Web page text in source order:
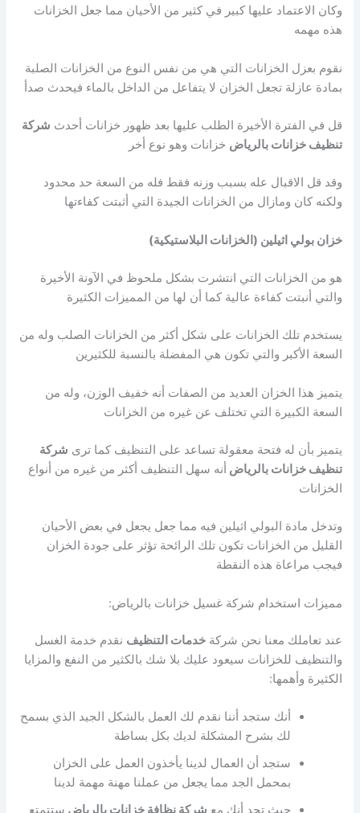
وكان الاعتماد عليها كبير في كثير من الأحيان مما جعل الخزانات
هذه مهمه
نقوم بعزل الخزانات التي هي من نفس النوع من الخزانات الصلبة
بمادة عازلة تجعل الخزان لا يتفاعل من الداخل بالماء فيحدث صدأ
قل في الفترة الأخيرة الطلب عليها بعد ظهور خزانات أحدث شركة
تنظيف خزانات بالرياض خزانات وهو نوع أخر
وقد قل الاقبال عله بسبب وزنه فقط فله من السعة حد محدود
ولكنه كان ومازال من الخزانات الجيدة التي أثبتت كفاءتها
خزان بولي اثيلين (الخزانات البلاستيكية)
هو من الخزانات التي انتشرت بشكل ملحوظ في الآونة الأخيرة
والتي أنبتت كفاءة عالية كما أن لها من المميزات الكثيرة
يستخدم تلك الخزانات على شكل أكثر من الخزانات الصلب وله من
السعة الأكبر والتي تكون هي المفضلة بالنسبة للكثيرين
يتميز هذا الخزان العديد من الصفات أنه خفيف الوزن، وله من
السعة الكبيرة التي تختلف عن غيره من الخزانات
يتميز بأن له فتحة معقولة تساعد على التنظيف كما ترى شركة
تنظيف خزانات بالرياض أنه سهل التنظيف أكثر من غيره من أنواع
الخزانات
وتدخل مادة البولي اثيلين فيه مما جعل يجعل في بعض الأحيان
القليل من الخزانات تكون تلك الرائحة تؤثر على جودة الخزان
فيجب مراعاة هذه النقطة
مميزات استخدام شركة غسيل خزانات بالرياض:
عند تعاملك معنا نحن شركةخدمات التنظيف نقدم خدمة الغسل
والتنظيف للخزانات سيعود عليك بلا شك بالكثير من النفع والمزايا
الكثيرة وأهمها:
أنك ستجد أننا نقدم لك العمل بالشكل الجيد الذي بسمح
لك بشرح المشكلة لديك بكل بساطة
ستجد أن العمال لدينا يأخذون العمل على الخزان
بمحمل الجد مما يجعل من عملنا مهنة مهمة لدينا
حيث تجد أنك مع شركة نظافة خزانات بالرياض ستتمتع